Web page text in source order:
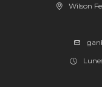
Wilson